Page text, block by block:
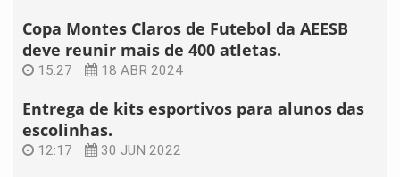
Copa Montes Claros de Futebol da AEESB
deve reunir mais de 400 atletas.
15:27 18 ABR 2024
Entrega de kits esportivos para alunos das
escolinhas.
12:17 30 JUN 2022